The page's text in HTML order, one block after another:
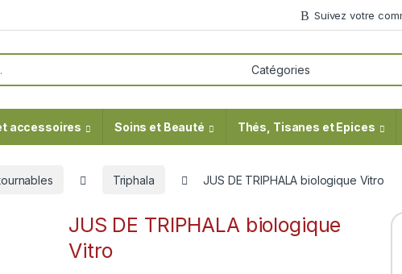
Suivez votre
accessoires Soins et Beauté Thés, Tisanes et Epices
Triphala JUS DE TRIPHALA biologique Vitro
JUS DE TRIPHALA biologique
Vitro